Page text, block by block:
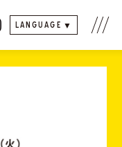
LANGUAGE